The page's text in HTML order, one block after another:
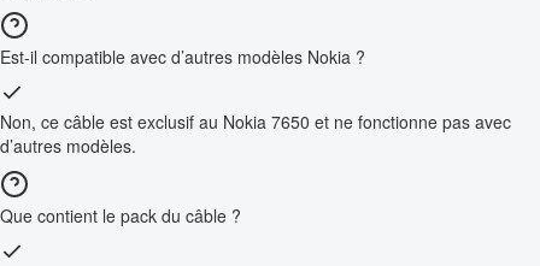
Est-il compatible avec d’autres modèles Nokia ?
Non, ce câble est exclusif au Nokia 7650 et ne fonctionne pas avec
d’autres modèles.
Que contient le pack du câble ?